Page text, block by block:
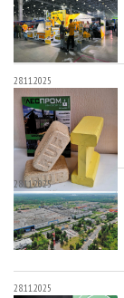
28.11.2025
28.11.2025
28.11.2025